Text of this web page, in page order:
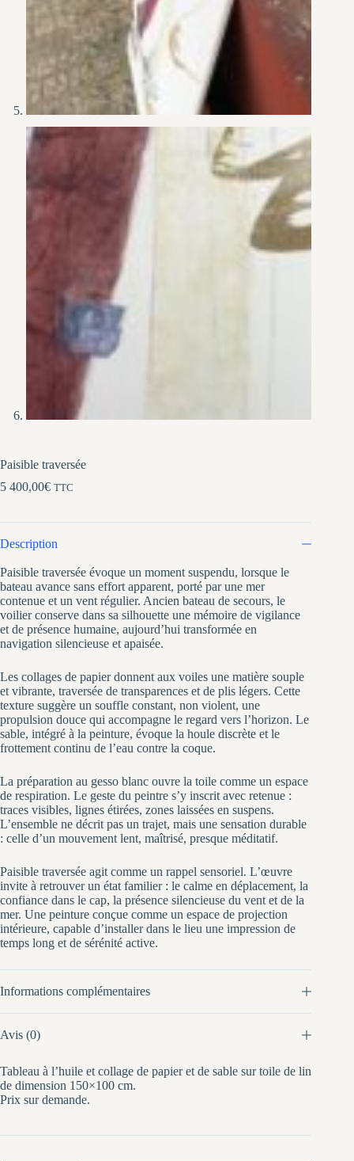
Paisible traversée
5 400,00€ TTC
Description
Paisible traversée évoque un moment suspendu, lorsque le
bateau avance sans effort apparent, porté par une mer
contenue et un vent régulier. Ancien bateau de secours, le
voilier conserve dans sa silhouette une mémoire de vigilance
et de présence humaine, aujourd’hui transformée en
navigation silencieuse et apaisée.
Les collages de papier donnent aux voiles une matière souple
et vibrante, traversée de transparences et de plis légers. Cette
texture suggère un souffle constant, non violent, une
propulsion douce qui accompagne le regard vers l’horizon. Le
sable, intégré à la peinture, évoque la houle discrète et le
frottement continu de l’eau contre la coque.
La préparation au gesso blanc ouvre la toile comme un espace
de respiration. Le geste du peintre s’y inscrit avec retenue :
traces visibles, lignes étirées, zones laissées en suspens.
L’ensemble ne décrit pas un trajet, mais une sensation durable
: celle d’un mouvement lent, maîtrisé, presque méditatif.
Paisible traversée agit comme un rappel sensoriel. L’œuvre
invite à retrouver un état familier : le calme en déplacement, la
confiance dans le cap, la présence silencieuse du vent et de la
mer. Une peinture conçue comme un espace de projection
intérieure, capable d’installer dans le lieu une impression de
temps long et de sérénité active.
Informations complémentaires
Avis (0)
Tableau à l’huile et collage de papier et de sable sur toile de lin
de dimension 150×100 cm.
Prix sur demande.